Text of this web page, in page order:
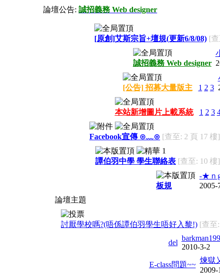
論壇公告: 誠招義務 Web designer
[原創]艾斯宗旨+壇規(更新6/8/08) [
誠招義務 Web designer
[公告] 招募大量版主 1 2 3
本站新增圖片上載系統 1 2 3
Facebook宣傳 ⊙﹏⊙ [查至: 2 頁 17 樓]
譚伯羽中學 學生聯絡表 [查至: 10 樓]
板規
-★ｎ
2005-
論壇主題
討厭學校嗎?(唔係譚伯羽學生唔好入黎!) [查至
del
2010-3-2
E-class問題~~
煉獄
2009-